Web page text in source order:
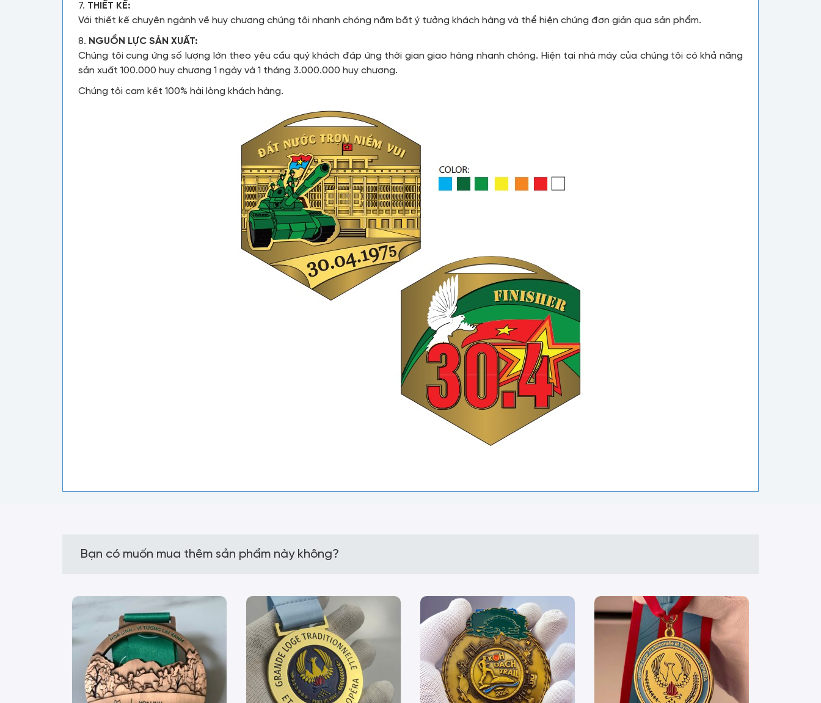
7. THIẾT KẾ:
Với thiết kế chuyên ngành về huy chương chúng tôi nhanh chóng nắm bắt ý tưởng khách hàng và thể hiện chúng đơn giản qua sản phẩm.
8. NGUỒN LỰC SẢN XUẤT:
Chúng tôi cung ứng số lượng lớn theo yêu cầu quý khách đáp ứng thời gian giao hàng nhanh chóng. Hiện tại nhà máy của chúng tôi có khả năng
sản xuất 100.000 huy chương 1 ngày và 1 tháng 3.000.000 huy chương.
Chúng tôi cam kết 100% hài lòng khách hàng.
Bạn có muốn mua thêm sản phẩm này không?